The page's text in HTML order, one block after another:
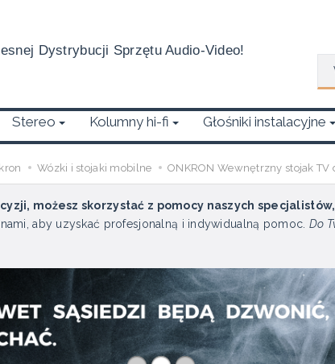
Dystrybucji Sprzętu Audio-Video!
Stereo Kolumny hi-fi Głośniki instalacyjne
Wózki i stojaki mobilne ONKRON Wewnętrzny stojak TV
możesz skorzystać z pomocy naszych
aby uzyskać profesjonalną i indywidualną pomoc. Do